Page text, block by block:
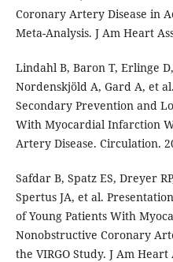
Coronary Artery Disease in
Meta-Analysis. J Am Heart
Lindahl B, Baron T, Erlinge
Nordenskjöld A, Gard A, et
Secondary Prevention and
With Myocardial Infarction
Artery Disease. Circulation.
Safdar B, Spatz ES, Dreyer
Spertus JA, et al.
of Young Patients With
Nonobstructive Coronary
the VIRGO Study. J Am Heart